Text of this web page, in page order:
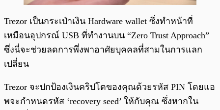
Trezor เป็นกระเป๋าเงิน Hardware wallet ซึ่งทำหน้าที่
เหมือนอุปกรณ์ USB ที่ทำงานบน “Zero Trust Approach”
ซึ่งนี่จะช่วยลดการพึ่งพาอาศัยบุคคลที่สามในการแลก
เปลี่ยน
Trezor จะปกป้องเงินคริปโตของคุณด้วยรหัส PIN โดยแอ
พจะกำหนดรหัส ‘recovery seed’ ให้กับคุณ ซึ่งหากใน